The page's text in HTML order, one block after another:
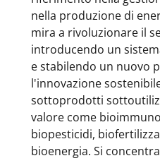
nella produzione di
mira a rivoluzionare il
introducendo un
e stabilendo un nuovo
l'innovazione
sottoprodotti
valore come
biopesticidi,
bioenergia. Si